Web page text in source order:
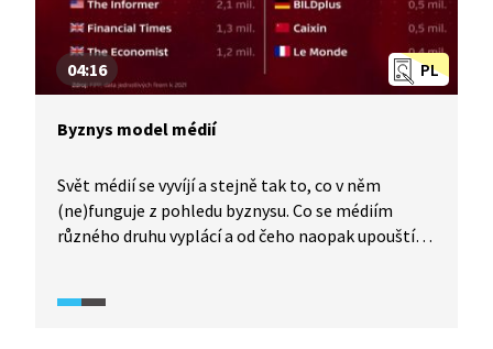
PL
04:16
Byznys model médií
Svět médií se vyvíjí a stejně tak to, co v něm
(ne)funguje z pohledu byznysu. Co se médiím
různého druhu vyplácí a od čeho naopak upouští,
na placený obsah na internetu.